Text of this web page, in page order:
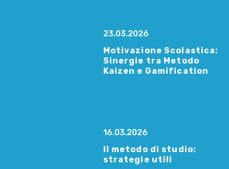
23.03.2026
Motivazione Scolastica:
Sinergie tra Metodo
Kaizen e Gamification
16.03.2026
Il metodo di studio:
strategie utili